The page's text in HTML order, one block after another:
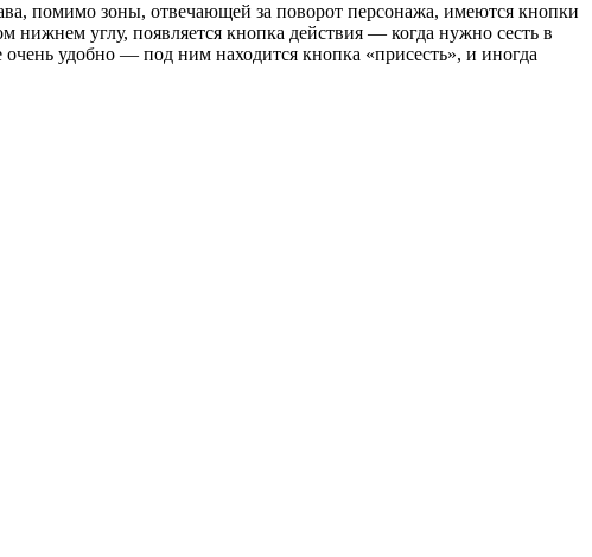
помимо зоны, отвечающей за поворот персонажа, имеются кнопки
углу, появляется кнопка действия — когда нужно сесть в
удобно — под ним находится кнопка «присесть», и иногда